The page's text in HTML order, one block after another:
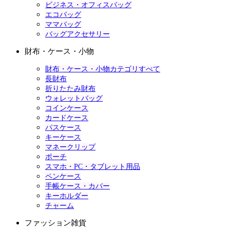
ビジネス・オフィスバッグ
エコバッグ
ママバッグ
バッグアクセサリー
財布・ケース・小物
財布・ケース・小物カテゴリすべて
長財布
折りたたみ財布
ウォレットバッグ
コインケース
カードケース
パスケース
キーケース
マネークリップ
ポーチ
スマホ・PC・タブレット用品
ペンケース
手帳ケース・カバー
キーホルダー
チャーム
ファッション雑貨